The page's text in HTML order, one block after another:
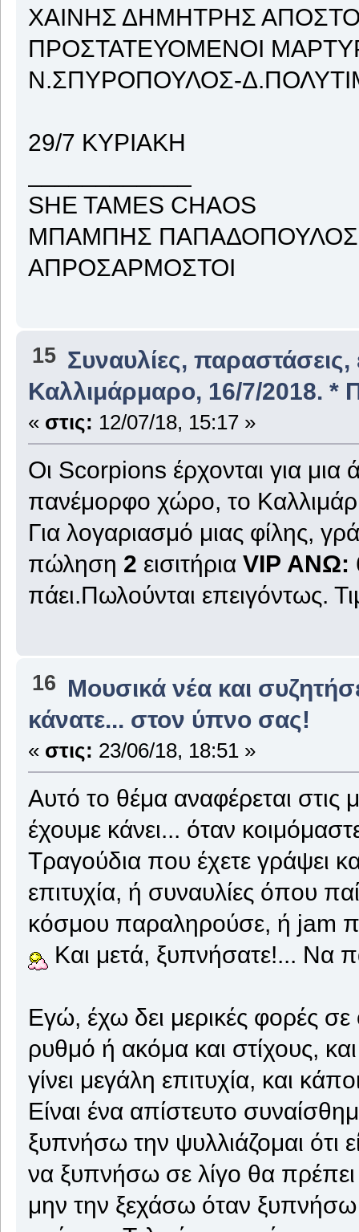
ΧΑΙΝΗΣ ΔΗΜΗΤΡΗΣ
ΠΡΟΣΤΑΤΕΥΟΜΕΝΟΙ
Ν.ΣΠΥΡΟΠΟΥΛΟΣ-
29/7 ΚΥΡΙΑΚΗ
SHE TAMES CHAOS
ΜΠΑΜΠΗΣ ΠΑΠΑΔΟΠΟΥΛΟΣ
ΑΠΡΟΣΑΡΜΟΣΤΟΙ
15 Συναυλίες,
Καλλιμάρμαρο, 16/7/2018. *
« στις: 12/07/18, 15:17 »
Οι Scorpions έρχονται για
πανέμορφο χώρο, το
Για λογαριασμό μιας φίλης,
πώληση 2 εισιτήριαVIP ΑΝΩ:
πάει.Πωλούνται επειγόντως.
16 Μουσικά νέα και
κάνατε... στον ύπνο σας!
« στις: 23/06/18, 18:51 »
Αυτό το θέμα αναφέρεται στις
έχουμε κάνει... όταν
Τραγούδια που έχετε γράψει
επιτυχία, ή συναυλίες όπου
κόσμου παραληρούσε, ή jam
Και μετά, ξυπνήσατε!... Να
Εγώ, έχω δει μερικές φορές σε
ρυθμό ή ακόμα και στίχους,
γίνει μεγάλη επιτυχία, και
Είναι ένα απίστευτο
ξυπνήσω την ψυλλιάζομαι ότι
να ξυπνήσω σε λίγο θα
μην την ξεχάσω όταν